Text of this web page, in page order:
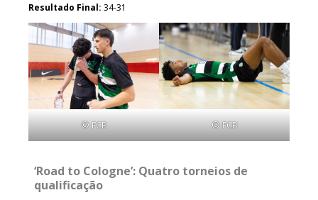
Resultado Final: 34-31
© FCB © FCB
‘Road to Cologne’: Quatro torneios de
qualificação